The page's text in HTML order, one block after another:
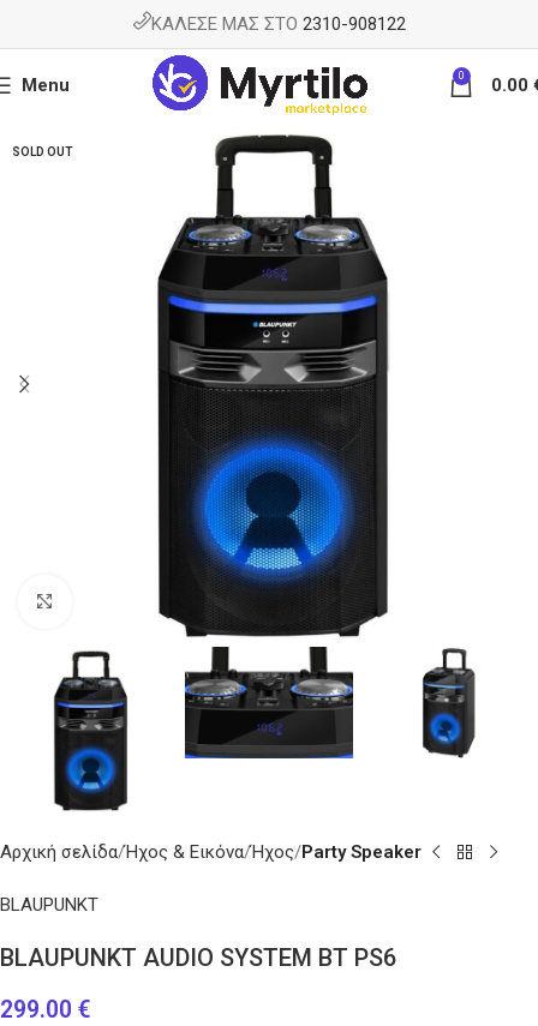
ΚΑΛΕΣΕ ΜΑΣ ΣΤΟ 2310-908122
Menu 0 0.00
SOLD OUT
Κάντε κλικ για μεγέθυνση
Αρχική σελίδα Ήχος & Εικόνα Ήχος Party Speaker
BLAUPUNKT
BLAUPUNKT AUDIO SYSTEM ΒΤ PS6
299.00 €